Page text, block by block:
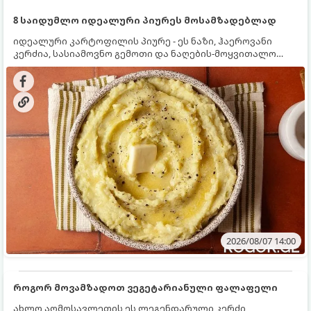
8 საიდუმლო იდეალური პიურეს მოსამზადებლად
იდეალური კარტოფილის პიურე - ეს ნაზი, ჰაეროვანი
კერძია, სასიამოვნო გემოთი და ნაღების-მოყვითალო
ფერით. მისი მომზადება ძალიან მარტივია, მაგრამ
არსებობს რამდენიმე საიდუმლო, რომლებიც უნდა
იცოდეთ, რომ პიურე იდეალურად გემრიელი გამოვიდეს.
2026/08/07 14:00
როგორ მოვამზადოთ ვეგეტარიანული ფალაფელი
ახლო აღმოსავლეთის ეს ლეგენდარული კერძი